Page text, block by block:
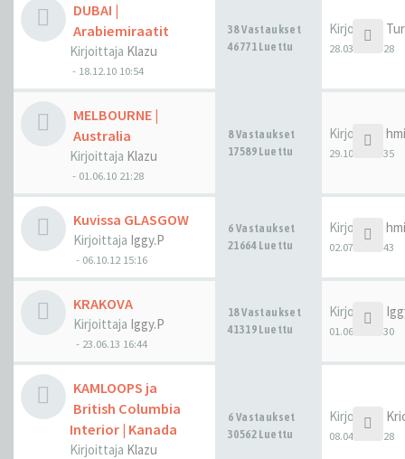
DUBAI |
Arabiemiraatit
Kirjoittaja Klazu
- 18.12.10 10:54
38 Vastaukset
46771 Luettu
Kirjoittaja
28.03.19 11:28
MELBOURNE |
Australia
Kirjoittaja Klazu
- 01.06.10 21:28
8 Vastaukset
17589 Luettu
Kirjoittaja
29.10.18 00:35
Kuvissa GLASGOW
Kirjoittaja Iggy.P
- 06.10.12 15:16
6 Vastaukset
21664 Luettu
Kirjoittaja
02.07.18 23:43
KRAKOVA
Kirjoittaja Iggy.P
- 23.06.13 16:44
18 Vastaukset
41319 Luettu
Kirjoittaja
01.06.18 17:30
KAMLOOPS ja
British Columbia
Interior | Kanada
Kirjoittaja Klazu
6 Vastaukset
30562 Luettu
Kirjoittaja
08.04.18 12:28